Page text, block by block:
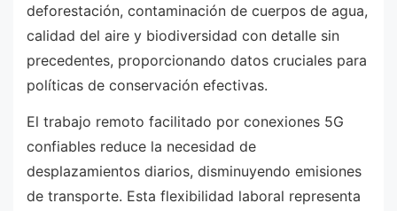
deforestación, contaminación de cuerpos de agua,
calidad del aire y biodiversidad con detalle sin
precedentes, proporcionando datos cruciales para
políticas de conservación efectivas.
El trabajo remoto facilitado por conexiones 5G
confiables reduce la necesidad de
desplazamientos diarios, disminuyendo emisiones
de transporte. Esta flexibilidad laboral representa